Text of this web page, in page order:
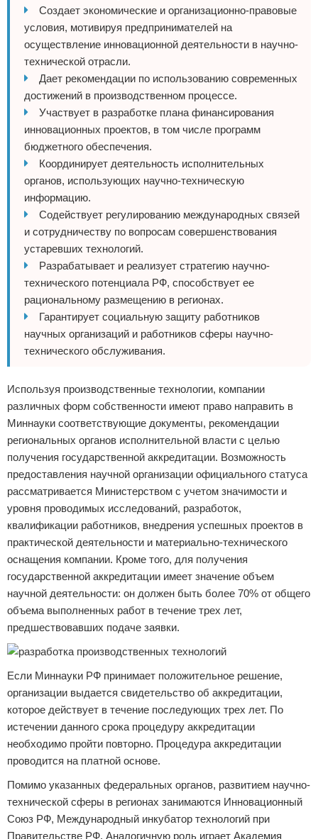
Создает экономические и организационно-правовые
условия, мотивируя предпринимателей на
осуществление инновационной деятельности в научно-
технической отрасли.
Дает рекомендации по использованию современных
достижений в производственном процессе.
Участвует в разработке плана финансирования
инновационных проектов, в том числе программ
бюджетного обеспечения.
Координирует деятельность исполнительных
органов, использующих научно-техническую
информацию.
Содействует регулированию международных связей
и сотрудничеству по вопросам совершенствования
устаревших технологий.
Разрабатывает и реализует стратегию научно-
технического потенциала РФ, способствует ее
рациональному размещению в регионах.
Гарантирует социальную защиту работников
научных организаций и работников сферы научно-
технического обслуживания.
Используя производственные технологии, компании
различных форм собственности имеют право направить в
Миннауки соответствующие документы, рекомендации
региональных органов исполнительной власти с целью
получения государственной аккредитации. Возможность
предоставления научной организации официального статуса
рассматривается Министерством с учетом значимости и
уровня проводимых исследований, разработок,
квалификации работников, внедрения успешных проектов в
практической деятельности и материально-технического
оснащения компании. Кроме того, для получения
государственной аккредитации имеет значение объем
научной деятельности: он должен быть более 70% от общего
объема выполненных работ в течение трех лет,
предшествовавших подаче заявки.
Если Миннауки РФ принимает положительное решение,
организации выдается свидетельство об аккредитации,
которое действует в течение последующих трех лет. По
истечении данного срока процедуру аккредитации
необходимо пройти повторно. Процедура аккредитации
проводится на платной основе.
Помимо указанных федеральных органов, развитием научно-
технической сферы в регионах занимаются Инновационный
Союз РФ, Международный инкубатор технологий при
Правительстве РФ. Аналогичную роль играет Академия